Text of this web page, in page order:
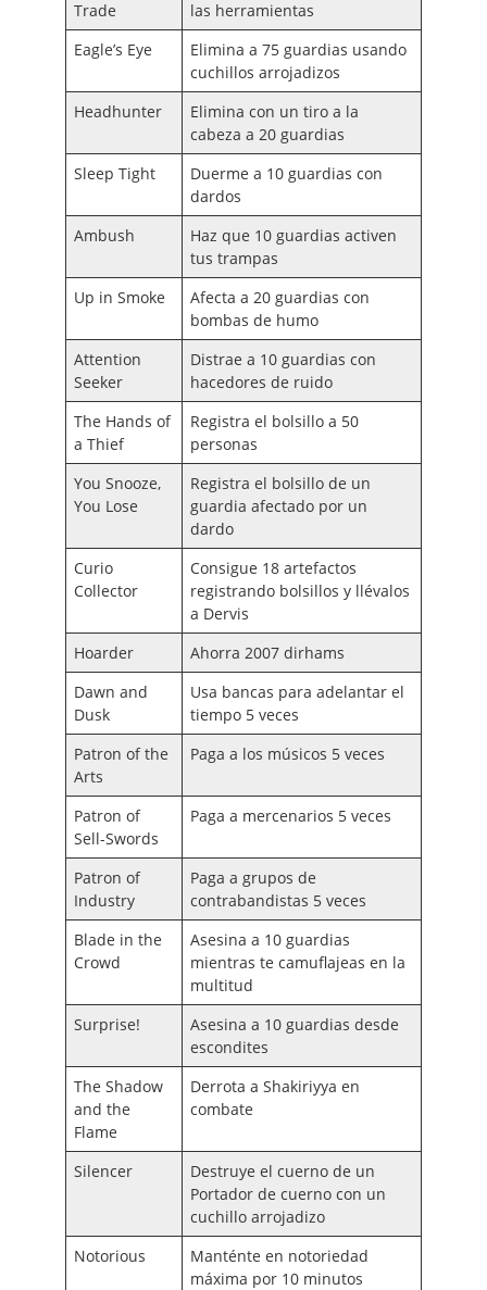
Trade
las herramientas
Eagle’s Eye
Elimina a 75 guardias usando
cuchillos arrojadizos
Headhunter
Elimina con un tiro a la
cabeza a 20 guardias
Sleep Tight
Duerme a 10 guardias con
dardos
Ambush
Haz que 10 guardias activen
tus trampas
Up in Smoke
Afecta a 20 guardias con
bombas de humo
Attention
Seeker
Distrae a 10 guardias con
hacedores de ruido
The Hands of
a Thief
Registra el bolsillo a 50
personas
You Snooze,
You Lose
Registra el bolsillo de un
guardia afectado por un
dardo
Curio
Collector
Consigue 18 artefactos
registrando bolsillos y llévalos
a Dervis
Hoarder
Ahorra 2007 dirhams
Dawn and
Dusk
Usa bancas para adelantar el
tiempo 5 veces
Patron of the
Arts
Paga a los músicos 5 veces
Patron of
Sell-Swords
Paga a mercenarios 5 veces
Patron of
Industry
Paga a grupos de
contrabandistas 5 veces
Blade in the
Crowd
Asesina a 10 guardias
mientras te camuflajeas en la
multitud
Surprise!
Asesina a 10 guardias desde
escondites
The Shadow
and the
Flame
Derrota a Shakiriyya en
combate
Silencer
Destruye el cuerno de un
Portador de cuerno con un
cuchillo arrojadizo
Notorious
Manténte en notoriedad
máxima por 10 minutos